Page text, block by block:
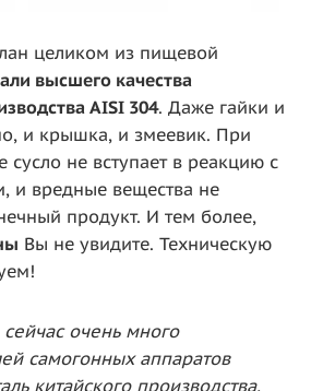
целиком из пищевой
высшего качества
AISI 304. Даже гайки и
и крышка, и змеевик. При
сусло не вступает в реакцию с
и вредные вещества не
продукт. И тем более,
Вы не увидите. Техническую
очень много
самогонных аппаратов
китайского производства.